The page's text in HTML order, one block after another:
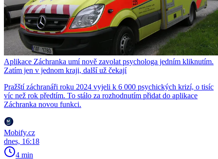
Aplikace Záchranka umí nově zavolat psychologa jedním kliknutím.
Zatím jen v jednom kraji, další už čekají
Pražští záchranáři roku 2024 vyjeli k 6 000 psychických krizí, o tisíc
víc než rok předtím. To stálo za rozhodnutím přidat do aplikace
Záchranka novou funkci.
Mobify.cz
dnes, 16:18
4 min